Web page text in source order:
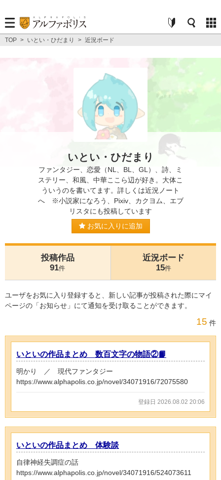
TOP > いとい・ひだまり > 近況ボード
いとい・ひだまり
ファンタジー、恋愛（NL、BL、GL）、詩、ミ
ステリー、和風、中華ここら辺が好き。大体こ
ういうのを書いてます。詳しくは近況ノート
へ ※小説家になろう、Pixiv、カクヨム、エブ
リスタにも投稿しています
お気に入りに追加
投稿作品
91件
近況ボード
15件
ユーザをお気に入り登録すると、新しい記事が投稿された際にマイ
ページの「お知らせ」にて通知を受け取ることができます。
15 件
いといの作品まとめ 数百文字の物語②📙
明かり ／ 現代ファンタジー
https://www.alphapolis.co.jp/novel/34071916/72075580
登録日 2026.08.02 20:06
いといの作品まとめ 体験談
自律神経失調症の話
https://www.alphapolis.co.jp/novel/34071916/524073611